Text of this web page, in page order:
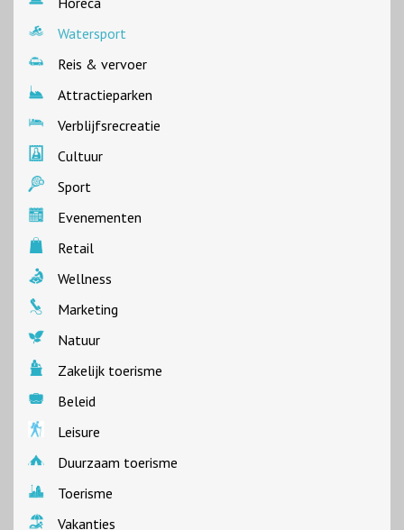
Watersport
Reis & vervoer
Attractieparken
Verblijfsrecreatie
Cultuur
Sport
Evenementen
Retail
Wellness
Marketing
Natuur
Zakelijk toerisme
Beleid
Leisure
Duurzaam toerisme
Toerisme
Vakanties